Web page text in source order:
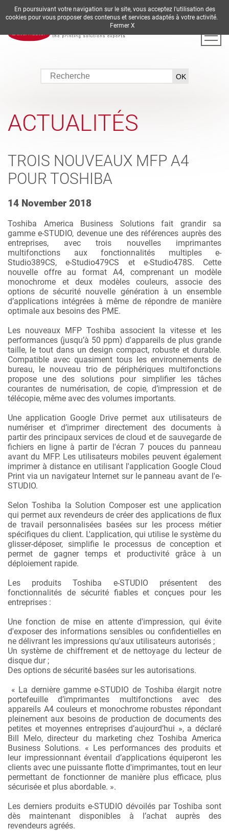
DE EN ES FR IT
ACTUALITÉS
TROIS NOUVEAUX MFP A4
POUR TOSHIBA
14 November 2018
Toshiba America Business Solutions fait grandir sa
gamme e-STUDIO, devenue une des références auprès des
entreprises, avec trois nouvelles imprimantes
multifonctions aux fonctionnalités multiples e-
Studio389CS, e-Studio479CS et e-Studio478S. Cette
nouvelle offre au format A4, comprenant un modèle
monochrome et deux modèles couleurs, associe des
options de sécurité nouvelle génération à un ensemble
d’applications intégrées à même de répondre de manière
optimale aux besoins des PME.
Les nouveaux MFP Toshiba associent la vitesse et les
performances (jusqu’à 50 ppm) d'appareils de plus grande
taille, le tout dans un design compact, robuste et durable.
Compatible avec quasiment tous les environnements de
bureau, le nouveau trio de périphériques multifonctions
propose une des solutions pour simplifier les tâches
courantes de numérisation, de copie, d’impression et de
télécopie, même avec des volumes importants.
Une application Google Drive permet aux utilisateurs de
numériser et d’imprimer directement des documents à
partir des principaux services de cloud et de sauvegarde de
fichiers en ligne à partir de l'écran 7 pouces du panneau
avant du MFP. Les utilisateurs mobiles peuvent également
imprimer à distance en utilisant l'application Google Cloud
Print via un navigateur Internet sur le panneau avant de l'e-
STUDIO.
Selon Toshiba la Solution Composer est une application
qui permet aux revendeurs de créer des applications de flux
de travail personnalisées basées sur les process métier
spécifiques du client. L'application, qui utilise le système du
glisser-déposer, simplifie le processus de conception et
permet de gagner temps et productivité grâce à un
déploiement rapide.
Les produits Toshiba e-STUDIO présentent des
fonctionnalités de sécurité fiables et conçues pour les
entreprises :
Une fonction de mise en attente d'impression, qui évite
d'exposer des informations sensibles ou confidentielles en
ne délivrant les impressions qu'aux utilisateurs autorisés ;
Un système de chiffrement et de nettoyage du lecteur de
disque dur ;
Des options de sécurité basées sur les autorisations.
« La dernière gamme e-STUDIO de Toshiba élargit notre
portefeuille d’imprimantes multifonctions avec des
appareils A4 couleurs et monochrome robustes répondant
pleinement aux besoins de production de documents des
petites et moyennes entreprises d’aujourd’hui », a déclaré
Bill Melo, directeur du marketing chez Toshiba America
Business Solutions. « Les performances des produits et
leur impressionnant éventail d’applications équiperont les
clients avec une puissante flotte d'imprimantes, tout en leur
permettant de fonctionner de manière plus efficace, plus
sécurisée et plus abordable. ».
Les derniers produits e-STUDIO dévoilés par Toshiba sont
dès maintenant disponibles à l’achat auprès des
revendeurs agréés.
En poursuivant votre navigation sur le site, vous acceptez l'utilisation des
cookies pour vous proposer des contenus et services adaptés à votre activité.
Fermer X